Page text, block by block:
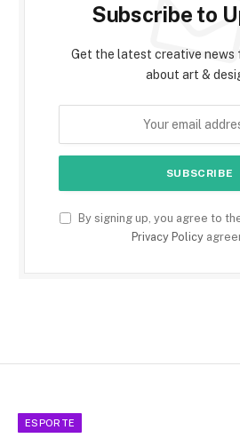
Subscribe to
Get the latest creative news
about art &
By signing up, you agree to
Privacy Policy
ESPORTE